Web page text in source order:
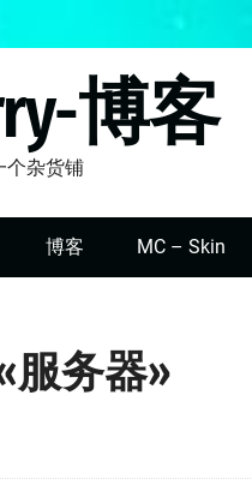
博客
个杂货铺
博客 MC – Skin
服务器»